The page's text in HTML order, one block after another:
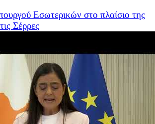
Εσωτερικών στο πλαίσιο της
Σέρρες